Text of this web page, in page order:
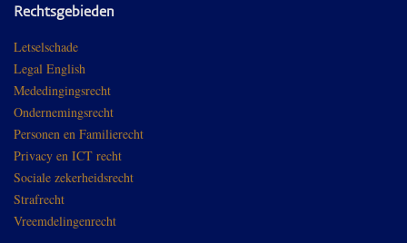
Rechtsgebieden
Letselschade
Legal English
Mededingingsrecht
Ondernemingsrecht
Personen en Familierecht
Privacy en ICT recht
Sociale zekerheidsrecht
Strafrecht
Vreemdelingenrecht